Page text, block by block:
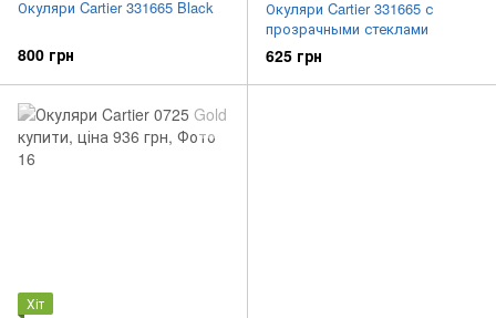
Окуляри Cartier 331665 Black
800 грн
Окуляри Cartier 331665 с
прозрачными стеклами
625 грн
Хіт